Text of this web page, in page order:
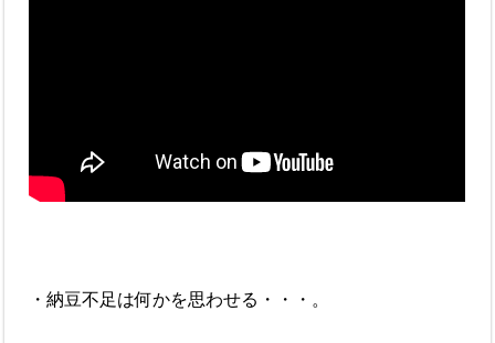
・納豆不足は何かを思わせる・・・。